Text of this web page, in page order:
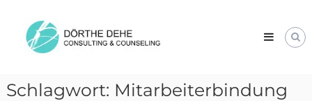
content
Dehe
Consulting
Schlagwort: Mitarbeiterbindung